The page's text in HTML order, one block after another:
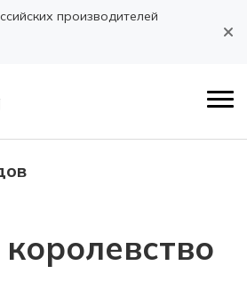
производителей